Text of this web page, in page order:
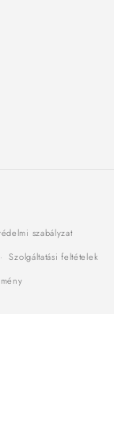
szabályzat
Szolgáltatási feltételek